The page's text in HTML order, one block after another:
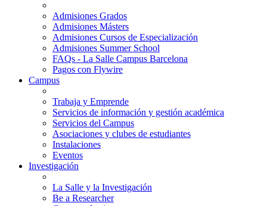
Admisiones Grados
Admisiones Másters
Admisiones Cursos de Especialización
Admisiones Summer School
FAQs - La Salle Campus Barcelona
Pagos con Flywire
Campus
Trabaja y Emprende
Servicios de información y gestión académica
Servicios del Campus
Asociaciones y clubes de estudiantes
Instalaciones
Eventos
Investigación
La Salle y la Investigación
Be a Researcher